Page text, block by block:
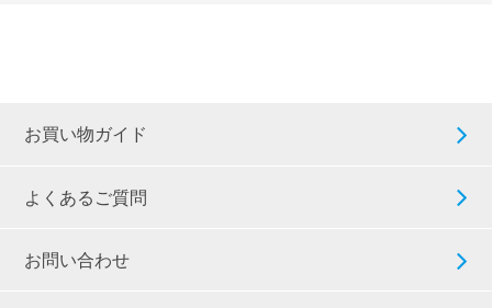
お買い物ガイド
よくあるご質問
お問い合わせ